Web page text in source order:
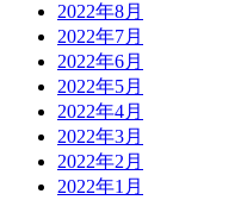
2022年8月
2022年7月
2022年6月
2022年5月
2022年4月
2022年3月
2022年2月
2022年1月